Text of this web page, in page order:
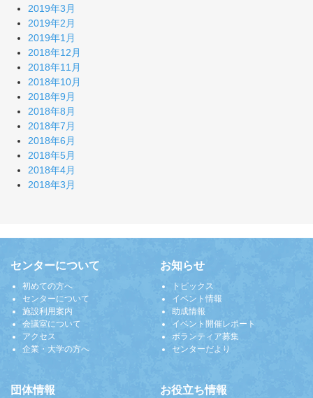
2019年3月
2019年2月
2019年1月
2018年12月
2018年11月
2018年10月
2018年9月
2018年8月
2018年7月
2018年6月
2018年5月
2018年4月
2018年3月
センターについて
初めての方へ
センターについて
施設利用案内
会議室について
アクセス
企業・大学の方へ
お知らせ
トピックス
イベント情報
助成情報
イベント開催レポート
ボランティア募集
センターだより
団体情報 お役立ち情報